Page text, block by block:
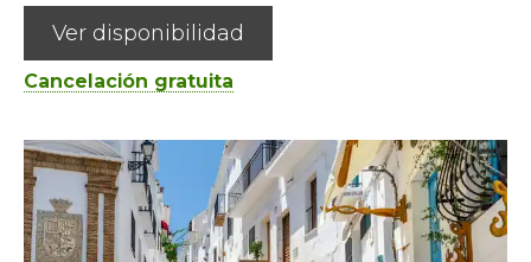
Ver disponibilidad
Cancelación gratuita